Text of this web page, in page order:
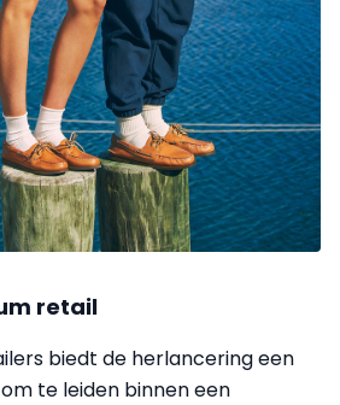
retail
biedt de herlancering een
te leiden binnen een